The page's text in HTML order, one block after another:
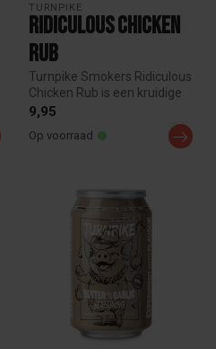
TURNPIKE
Ridiculous Chicken
Rub
Turnpike Smokers Ridiculous
Chicken Rub is een kruidige
BBQ rub voor alle gevoge...
9,95
Op voorraad